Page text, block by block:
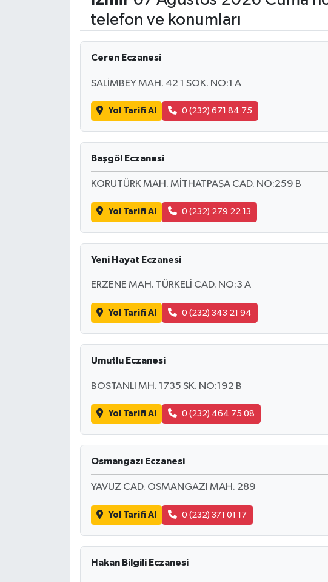
telefon ve konumları
Ceren Eczanesi
SALİMBEY MAH. 42 1 SOK. NO:1 A
Yol Tarifi Al 0 (232) 671 84 75
Başgöl Eczanesi
KORUTÜRK MAH. MİTHATPAŞA CAD. NO:259 B
Yol Tarifi Al 0 (232) 279 22 13
Yeni Hayat Eczanesi
ERZENE MAH. TÜRKELİ CAD. NO:3 A
Yol Tarifi Al 0 (232) 343 21 94
Umutlu Eczanesi
BOSTANLI MH. 1735 SK. NO:192 B
Yol Tarifi Al 0 (232) 464 75 08
Osmangazı Eczanesi
YAVUZ CAD. OSMANGAZI MAH. 289
Yol Tarifi Al 0 (232) 371 01 17
Hakan Bilgili Eczanesi
Resmi İlanlar